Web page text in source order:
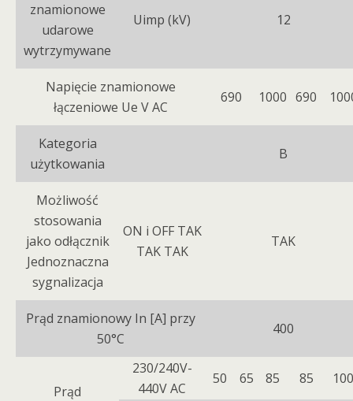
znamionowe
udarowe
wytrzymywane
Uimp (kV) 12
Napięcie znamionowe
łączeniowe Ue V AC
690 1000 690
Kategoria
użytkowania
B
Możliwość
stosowania
jako odłącznik
Jednoznaczna
sygnalizacja
ON i OFF TAK
TAK TAK
TAK
Prąd znamionowy In [A] przy
50°C
400
Prąd
230/240V-
440V AC
50 65 85 85 100